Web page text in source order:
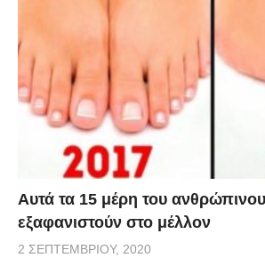
Αυτά τα 15 μέρη του
εξαφανιστούν στο μέλλον
2 ΣΕΠΤΕΜΒΡΊΟΥ, 2020